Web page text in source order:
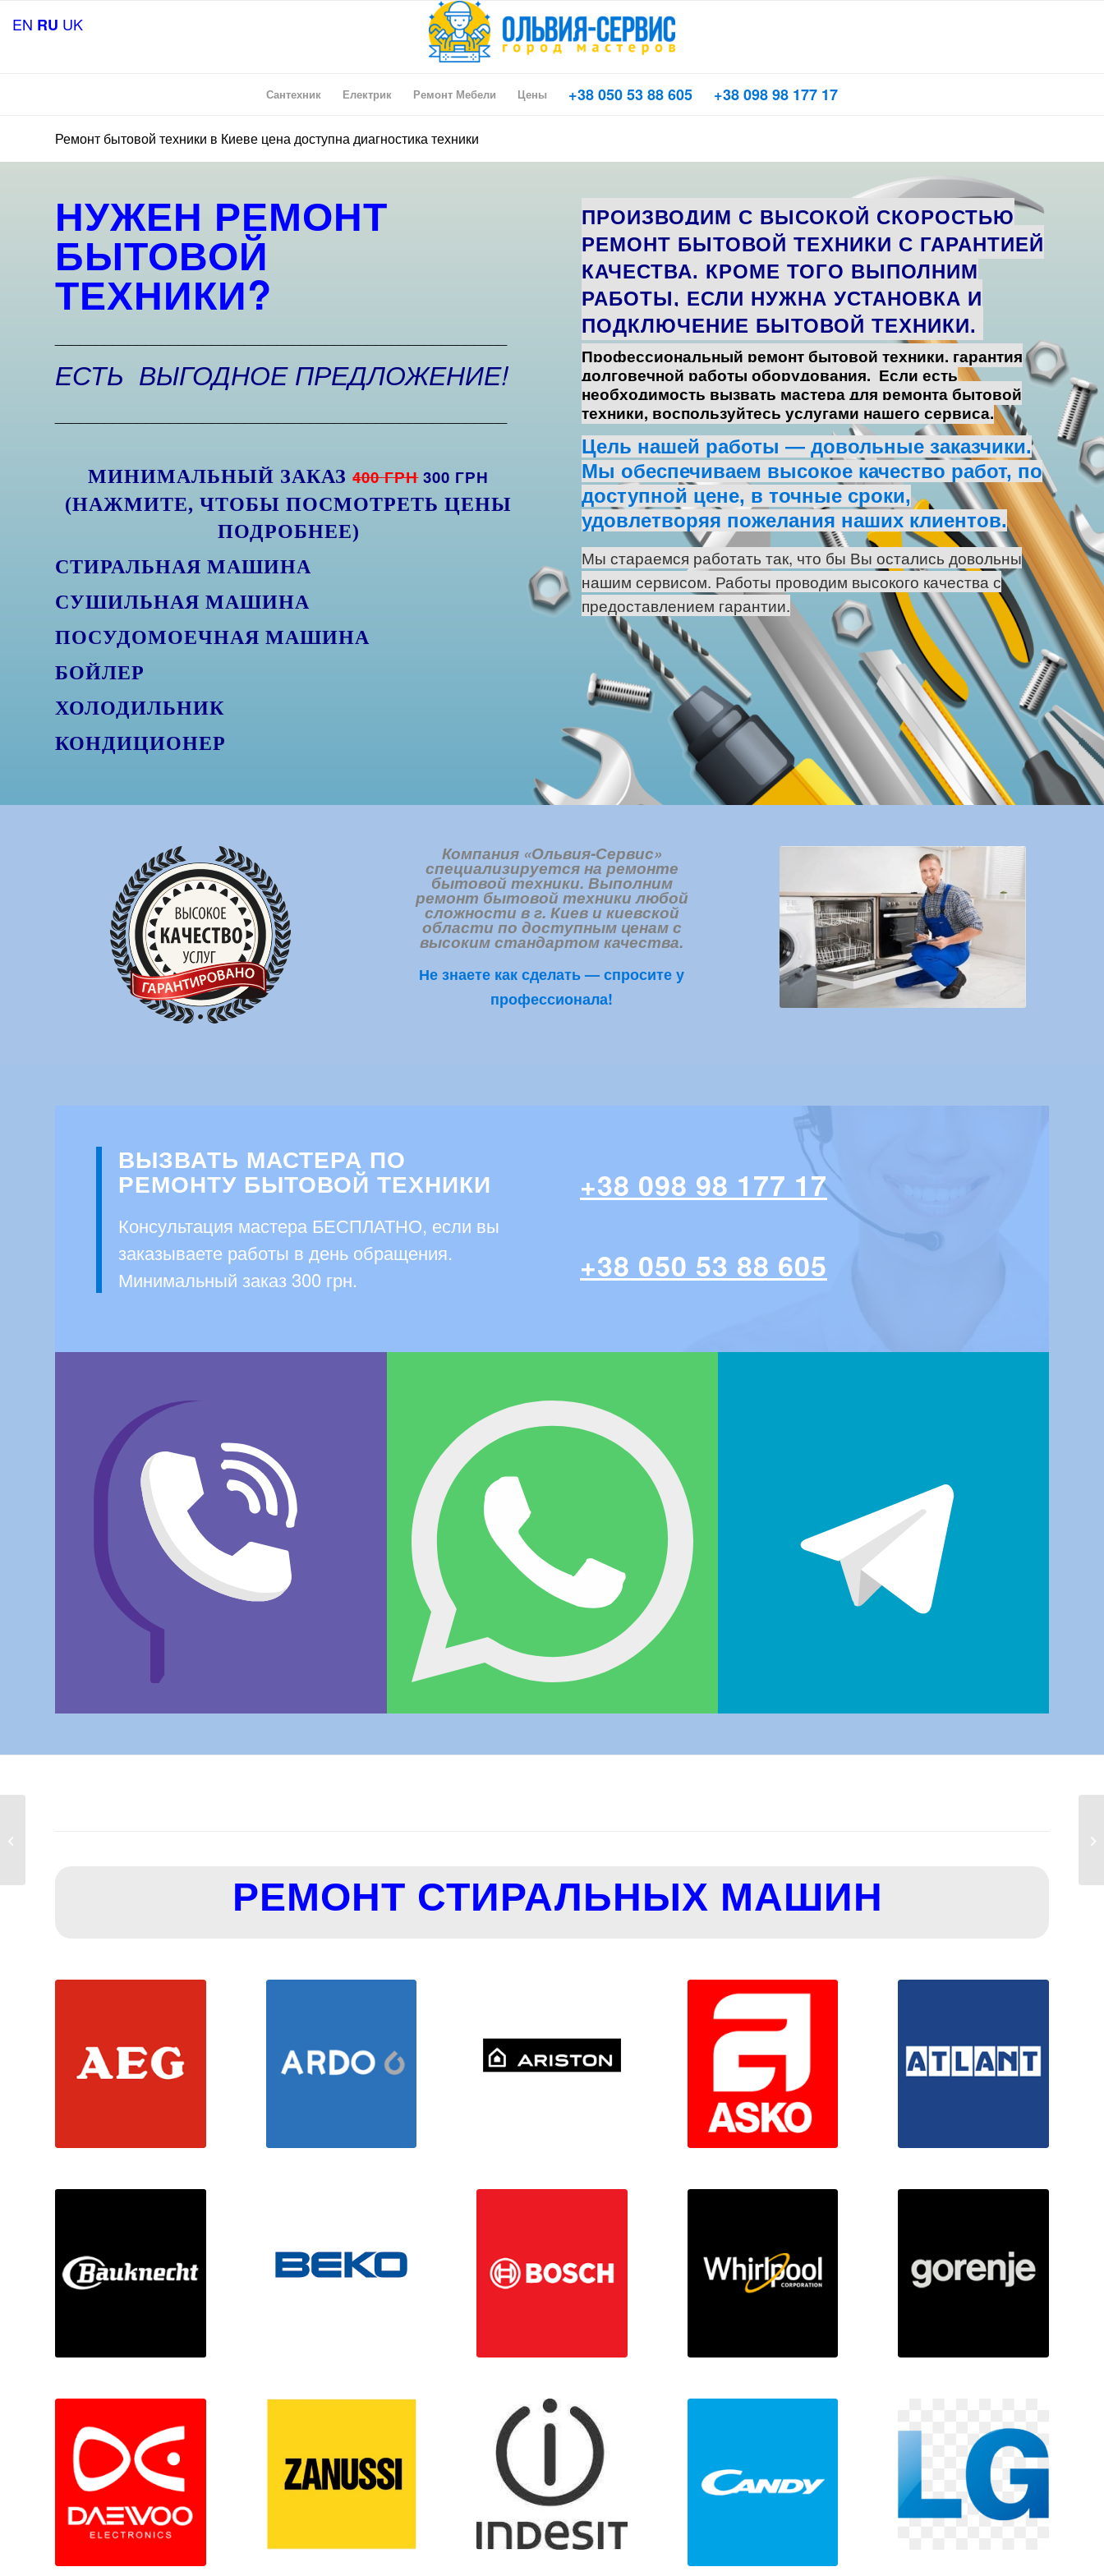
Сантехник Електрик Ремонт Мебели Цены +38 050 53 88 605 +38 098 98 177 17
Ремонт бытовой техники в Киеве цена доступна диагностика техники
НУЖЕН РЕМОНТ
БЫТОВОЙ
ТЕХНИКИ?
ЕСТЬ ВЫГОДНОЕ ПРЕДЛОЖЕНИЕ!
МИНИМАЛЬНЫЙ ЗАКАЗ400 ГРН 300 ГРН
(НАЖМИТЕ, ЧТОБЫ ПОСМОТРЕТЬ ЦЕНЫ
ПОДРОБНЕЕ)
СТИРАЛЬНАЯ МАШИНА
СУШИЛЬНАЯ МАШИНА
ПОСУДОМОЕЧНАЯ МАШИНА
БОЙЛЕР
ХОЛОДИЛЬНИК
КОНДИЦИОНЕР
ПРОИЗВОДИМ С ВЫСОКОЙ СКОРОСТЬЮ
РЕМОНТ БЫТОВОЙ ТЕХНИКИ С ГАРАНТИЕЙ
КАЧЕСТВА. КРОМЕ ТОГО ВЫПОЛНИМ
РАБОТЫ, ЕСЛИ НУЖНА УСТАНОВКА И
ПОДКЛЮЧЕНИЕ БЫТОВОЙ ТЕХНИКИ.
Профессиональный ремонт бытовой техники, гарантия
долговечной работы оборудования. Если есть
необходимость вызвать мастера для ремонта бытовой
техники, воспользуйтесь услугами нашего сервиса.
Цель нашей работы — довольные заказчики.
Мы обеспечиваем высокое качество работ, по
доступной цене, в точные сроки,
удовлетворяя пожелания наших клиентов.
Мы стараемся работать так, что бы Вы остались довольны
нашим сервисом. Работы проводим высокого качества с
предоставлением гарантии.
Компания «Ольвия-Сервис»
специализируется на ремонте
бытовой техники. Выполним
ремонт бытовой техники любой
сложности в г. Киев и киевской
области по доступным ценам с
высоким стандартом качества.
Не знаете как сделать — спросите у
профессионала!
ВЫЗВАТЬ МАСТЕРА ПО
РЕМОНТУ БЫТОВОЙ ТЕХНИКИ
Консультация мастера БЕСПЛАТНО, если вы
заказываете работы в день обращения.
Минимальный заказ 300 грн.
+38 098 98 177 17
+38 050 53 88 605
РЕМОНТ СТИРАЛЬНЫХ МАШИН
EN RU UK